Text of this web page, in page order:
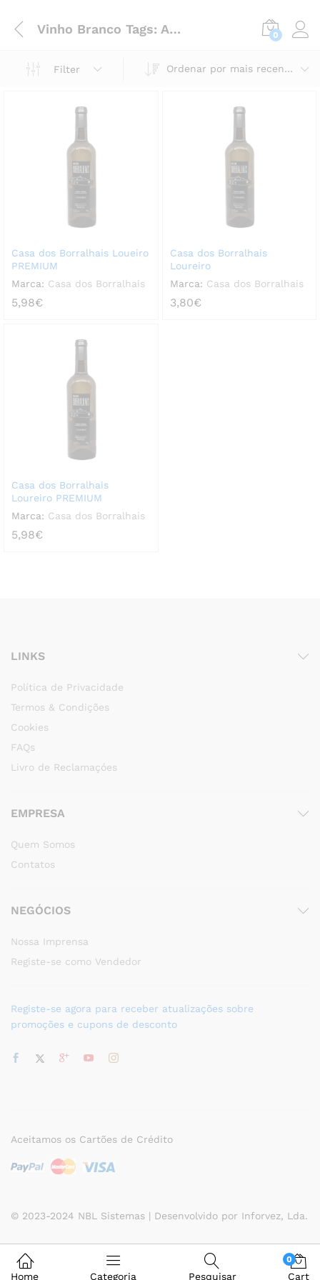
Vinho Branco Tags: Arcos de Valdevez 0
Filter Ordenar por mais recentes
Casa dos Borralhais Loueiro
PREMIUM
Marca: Casa dos Borralhais
5,98€
Casa dos Borralhais
Loureiro
Marca: Casa dos Borralhais
3,80€
Casa dos Borralhais
Loureiro PREMIUM
Marca: Casa dos Borralhais
5,98€
LINKS
Política de Privacidade
Termos & Condições
Cookies
FAQs
Livro de Reclamaçóes
EMPRESA
Quem Somos
Contatos
NEGÓCIOS
Nossa Imprensa
Registe-se como Vendedor
Registe-se agora para receber atualizações sobre
promoções e cupons de desconto
© 2023-2024 NBL Sistemas | Desenvolvido por Inforvez, Lda.
Aceitamos os Cartões de Crédito
Home Categoria Pesquisar
0
Cart